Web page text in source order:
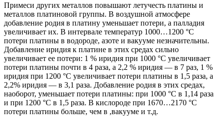
Примеси других металлов повышают летучесть платины и
металлов платиновой группы. В воздушной атмосфере
добавление родия в платину уменьшает потери, а палладия
увеличивает их. В интервале температур 1000…1200 °С
потери платины в водороде, азоте и вакууме незначительны.
Добавление иридия к платине в этих средах сильно
увеличивает ее потери: 1 % иридия при 1000 °С увеличивает
потери платины почти в 4 раза, а 2,2 % иридия — в 7 раз, 1 %
иридия при 1200 °С увеличивает потери платины в 1,5 раза, а
2,2% иридия — в 3,1 раза. Добавление родия в этих средах,
наоборот, уменьшает потери платины: при 1000 °С в 1,14 раза
и при 1200 °С в 1,5 раза. В кислороде при 1670…2170 °С
потери платины больше, чем в ,вакууме и т.д.